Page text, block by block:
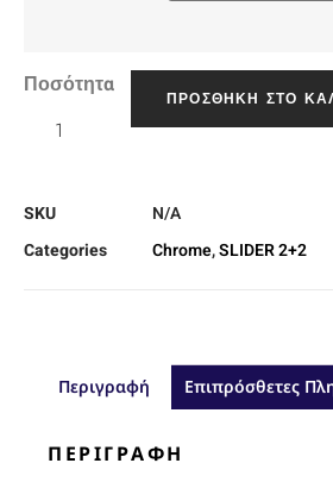
Ποσότητα ΠΡΟΣΘΉΚΗ ΣΤΟ
SKU
N/A
Categories
Chrome,SLIDER 2+2
Περιγραφή Επιπρόσθετες
ΠΕΡΙΓΡΑΦΉ